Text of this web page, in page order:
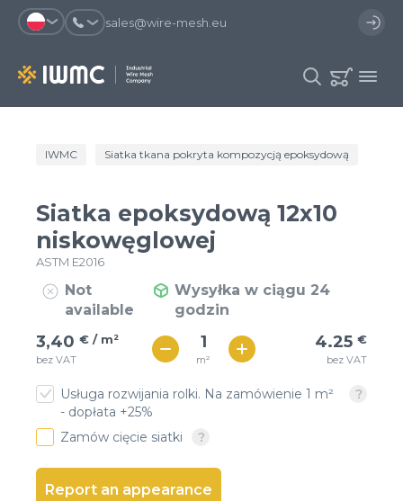
sales@wire-mesh.eu
Dlaczego warto zarejestrować się na
Zaoszczędzisz czas przy
składaniu zamówienia
Możesz skorzystać się z
Możesz sprawdzić status
zamówienia i proces dostawy
Otrzymasz oferty specjalne
Rejestracja
Client login
Email lub Nazwa Użytkownika
Katalog
Spółka
Kontakt
IWMC Siatka tkana pokryta kompozycją epoksydową
Siatka epoksydową 12x10
niskowęglowej
ASTM E2016
Not
available
Wysyłka w ciągu 24
godzin
3,40 € / m²
bez VAT m²
4.25 €
bez VAT
Usługa rozwijania rolki. Na zamówienie 1 m²
- dopłata +25%
Zamów cięcie siatki
Report an appearance